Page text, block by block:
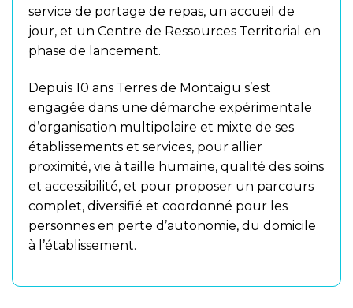
service de portage de repas, un accueil de
jour, et un Centre de Ressources Territorial en
phase de lancement.
Depuis 10 ans Terres de Montaigu s’est
engagée dans une démarche expérimentale
d’organisation multipolaire et mixte de ses
établissements et services, pour allier
proximité, vie à taille humaine, qualité des soins
et accessibilité, et pour proposer un parcours
complet, diversifié et coordonné pour les
personnes en perte d’autonomie, du domicile
à l’établissement.